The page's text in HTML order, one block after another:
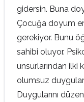
gidersin. Buna
Çocuğa doyum
gerekiyor. Bunu
sahibi oluyor.
unsurlarından ilki
olumsuz
Duygularını